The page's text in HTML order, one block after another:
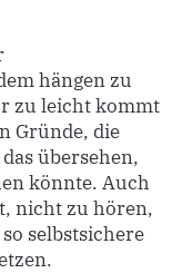
hängen zu
zu leicht kommt
Gründe, die
übersehen,
könnte. Auch
nicht zu hören,
selbstsichere